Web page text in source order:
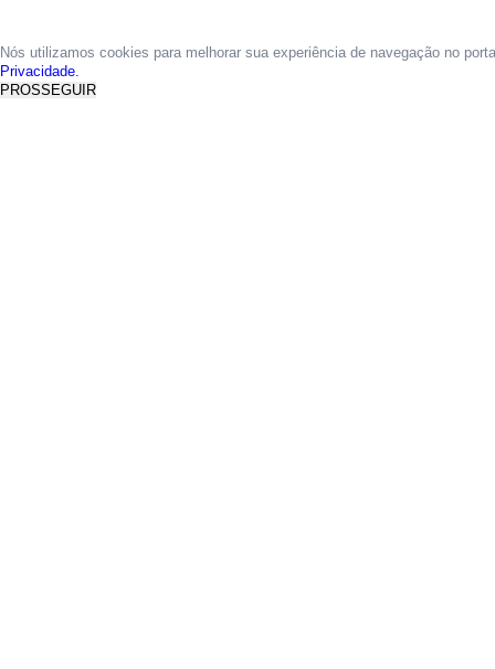
Nós utilizamos cookies para melhorar sua experiência de navegação no
Privacidade.
PROSSEGUIR